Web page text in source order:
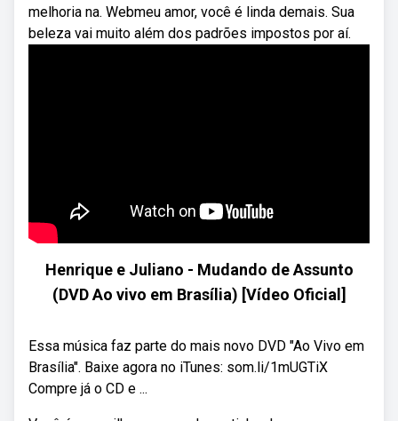
melhoria na. Web⁠meu amor, você é linda demais. Sua
beleza vai muito além dos padrões impostos por aí.
Henrique e Juliano - Mudando de Assunto
(DVD Ao vivo em Brasília) [Vídeo Oficial]
Essa música faz parte do mais novo DVD "Ao Vivo em
Brasília". Baixe agora no iTunes: som.li/1mUGTiX
Compre já o CD e ...